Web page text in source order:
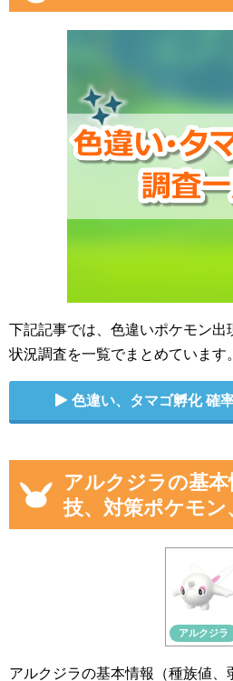
下記記事では、色違いポケモン
状況調査を一覧でまとめています。
色違い、タマゴ孵化 確
アルクジラの基
技、対策ポケモン
アルクジラ
アルクジラの基本情報（種族値